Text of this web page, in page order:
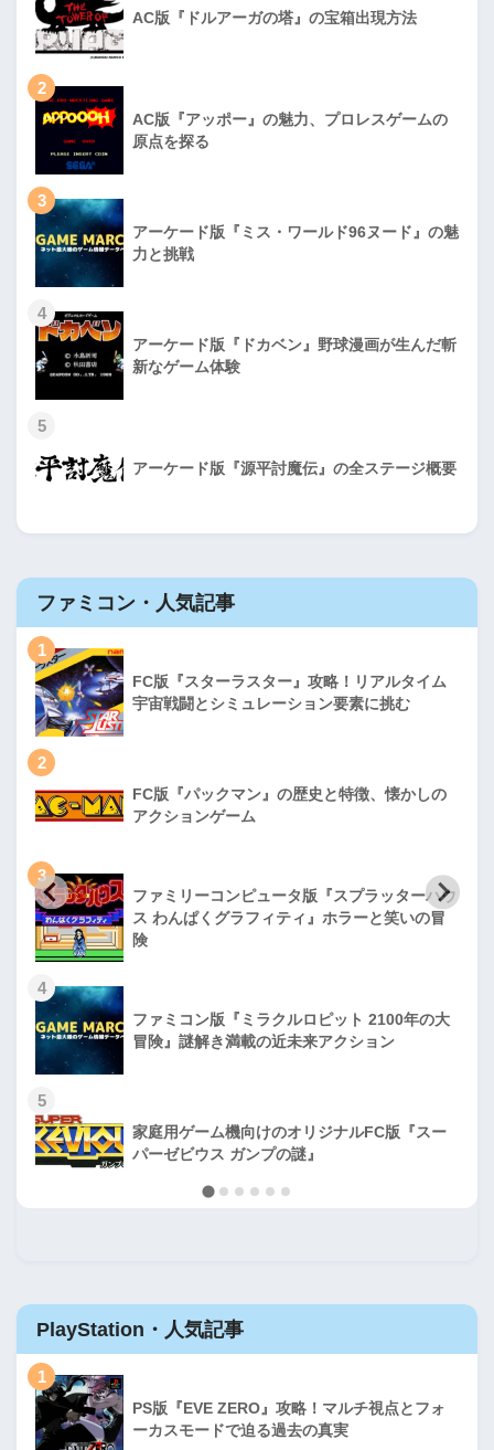
AC版『ドルアーガの塔』の宝箱出現方法
2
AC版『アッポー』の魅力、プロレスゲームの
原点を探る
3
アーケード版『ミス・ワールド96ヌード』の魅
力と挑戦
4
アーケード版『ドカベン』野球漫画が生んだ斬
新なゲーム体験
5
アーケード版『源平討魔伝』の全ステージ概要
ファミコン・人気記事
1
FC版『スターラスター』攻略！リアルタイム
宇宙戦闘とシミュレーション要素に挑む
2
FC版『パックマン』の歴史と特徴、懐かしの
アクションゲーム
3
ファミリーコンピュータ版『スプラッターハウ
ス わんぱくグラフィティ』ホラーと笑いの冒
険
4
ファミコン版『ミラクルロピット 2100年の大
冒険』謎解き満載の近未来アクション
5
家庭用ゲーム機向けのオリジナルFC版『スー
パーゼビウス ガンプの謎』
PlayStation・人気記事
1
PS版『EVE ZERO』攻略！マルチ視点とフォ
ーカスモードで迫る過去の真実